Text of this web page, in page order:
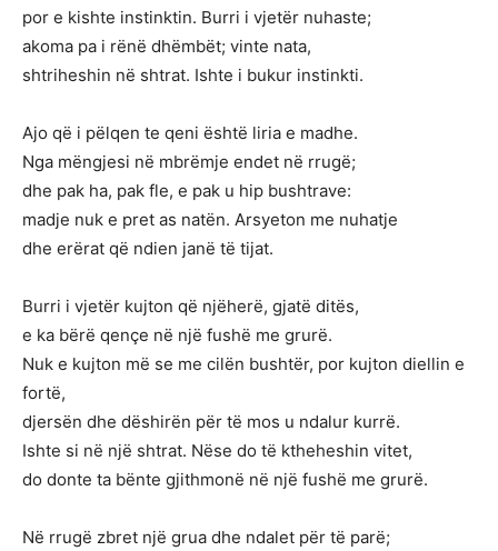
por e kishte instinktin. Burri i vjetër nuhaste;
akoma pa i rënë dhëmbët; vinte nata,
shtriheshin në shtrat. Ishte i bukur instinkti.
Ajo që i pëlqen te qeni është liria e madhe.
Nga mëngjesi në mbrëmje endet në rrugë;
dhe pak ha, pak fle, e pak u hip bushtrave:
madje nuk e pret as natën. Arsyeton me nuhatje
dhe erërat që ndien janë të tijat.
Burri i vjetër kujton që njëherë, gjatë ditës,
e ka bërë qençe në një fushë me grurë.
Nuk e kujton më se me cilën bushtër, por kujton diellin e
fortë,
djersën dhe dëshirën për të mos u ndalur kurrë.
Ishte si në një shtrat. Nëse do të ktheheshin vitet,
do donte ta bënte gjithmonë në një fushë me grurë.
Në rrugë zbret një grua dhe ndalet për të parë;